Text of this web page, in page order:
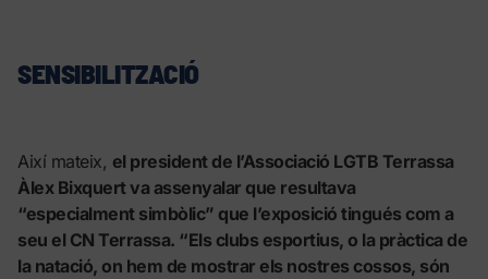
SENSIBILITZACIÓ
Així mateix, el president de l’Associació LGTB Terrassa
Àlex Bixquert va assenyalar que resultava
“especialment simbòlic” que l’exposició tingués com a
seu el CN Terrassa. “Els clubs esportius, o la pràctica de
la natació, on hem de mostrar els nostres cossos, són